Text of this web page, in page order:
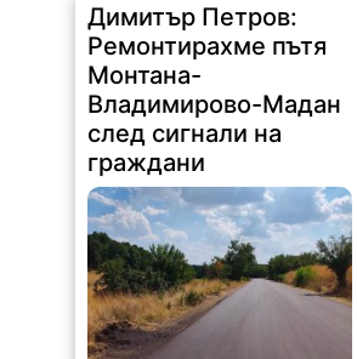
Димитър Петров:
Ремонтирахме пътя
Монтана-
Владимирово-Мадан
след сигнали на
граждани